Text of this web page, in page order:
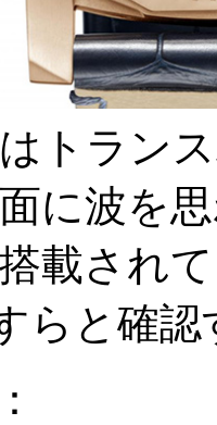
トラン
に波を
載され
らと確